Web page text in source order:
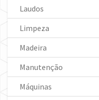
Laudos
Limpeza
Madeira
Manutenção
Máquinas